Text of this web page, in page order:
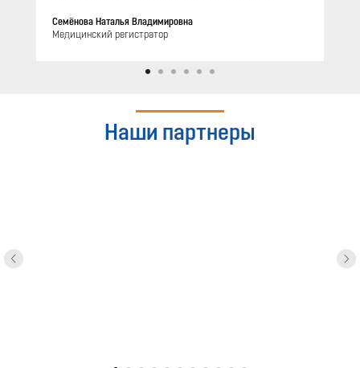
Семёнова Наталья Владимировна
Медицинский регистратор
Наши партнеры